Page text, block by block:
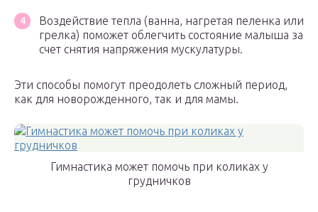
Воздействие тепла (ванна, нагретая пеленка или
грелка) поможет облегчить состояние малыша за
счет снятия напряжения мускулатуры.
Эти способы помогут преодолеть сложный период,
как для новорожденного, так и для мамы.
Гимнастика может помочь при коликах у
грудничков